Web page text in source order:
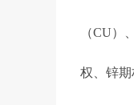
（CU）
权、锌